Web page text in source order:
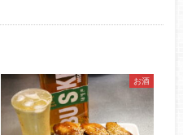
お酒